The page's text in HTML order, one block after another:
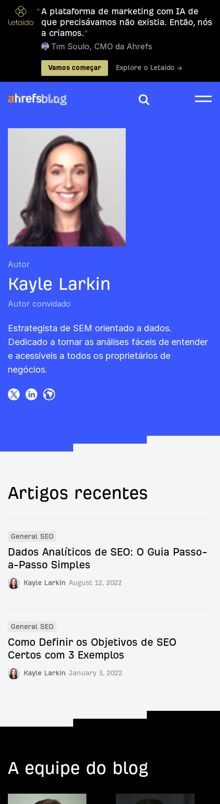
“A plataforma de marketing com IA de
que precisávamos não existia. Então, nós
a criamos.”
Tim Soulo, CMO da Ahrefs
Vamos começar Explore o Letaido →
Autor
Kayle Larkin
Autor convidado
Estrategista de SEM orientado a dados.
Dedicado a tornar as análises fáceis de entender
e acessíveis a todos os proprietários de
negócios.
Artigos recentes
Kayle Larkin August 12, 2022
General SEO
Dados Analíticos de SEO: O Guia Passo-
a-Passo Simples
Kayle Larkin January 3, 2022
General SEO
Como Definir os Objetivos de SEO
Certos com 3 Exemplos
A equipe do blog